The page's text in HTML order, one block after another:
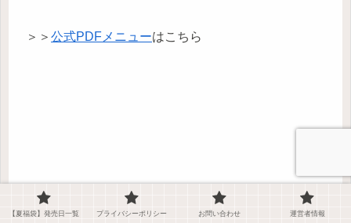
＞＞ 公式PDFメニューはこちら
【夏福袋】発売日一覧 プライバシーポリシー お問い合わせ 運営者情報